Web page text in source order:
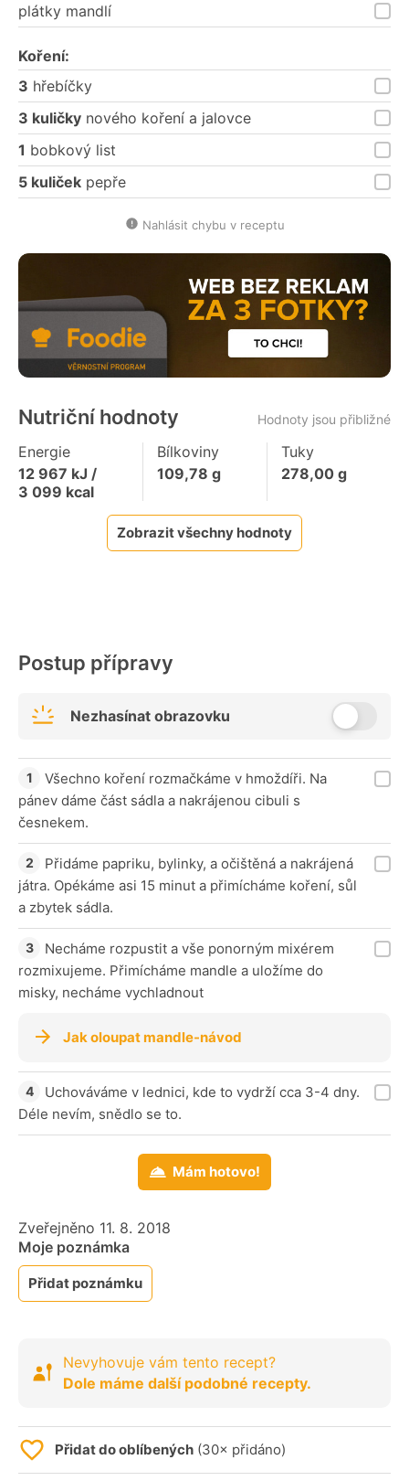
plátky mandlí
Koření:
3 hřebíčky
3 kuličky nového koření a jalovce
1 bobkový list
5 kuliček pepře
Nahlásit chybu v receptu
Nutriční hodnoty Hodnoty jsou přibližné
Energie
12 967 kJ /
3 099 kcal
Bílkoviny
109,78 g
Tuky
278,00g
Zobrazit všechny hodnoty
Postup přípravy
Nezhasínat obrazovku
Všechno koření rozmačkáme v hmoždíři. Na
pánev dáme část sádla a nakrájenou cibuli s
česnekem.
Přidáme papriku, bylinky, a očištěná a nakrájená
játra. Opékáme asi 15 minut a přimícháme koření, sůl
a zbytek sádla.
Necháme rozpustit a vše ponorným mixérem
rozmixujeme. Přimícháme mandle a uložíme do
misky, necháme vychladnout
Jak oloupat mandle-návod
Uchováváme v lednici, kde to vydrží cca 3-4 dny.
Déle nevím, snědlo se to.
Mám hotovo!
Zveřejněno 11. 8. 2018
Moje poznámka
Přidat poznámku
Nevyhovuje vám tento recept?
Dole máme další podobné recepty.
Přidat do oblíbených (30× přidáno)